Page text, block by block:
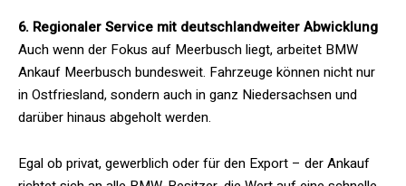
6. Regionaler Service mit deutschlandweiter Abwicklung
Auch wenn der Fokus auf Meerbusch liegt, arbeitet BMW
Ankauf Meerbusch bundesweit. Fahrzeuge können nicht nur
in Ostfriesland, sondern auch in ganz Niedersachsen und
darüber hinaus abgeholt werden.
Egal ob privat, gewerblich oder für den Export – der Ankauf